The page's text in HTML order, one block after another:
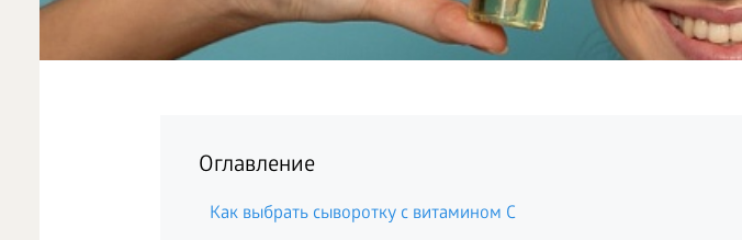
Оглавление
Как выбрать сыворотку с витамином C